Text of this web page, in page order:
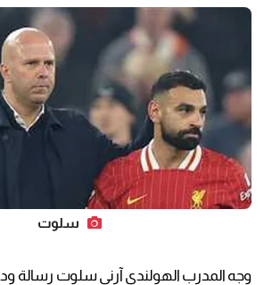
سلوت
وجه المدرب الهولندي آرني سلوت رسالة